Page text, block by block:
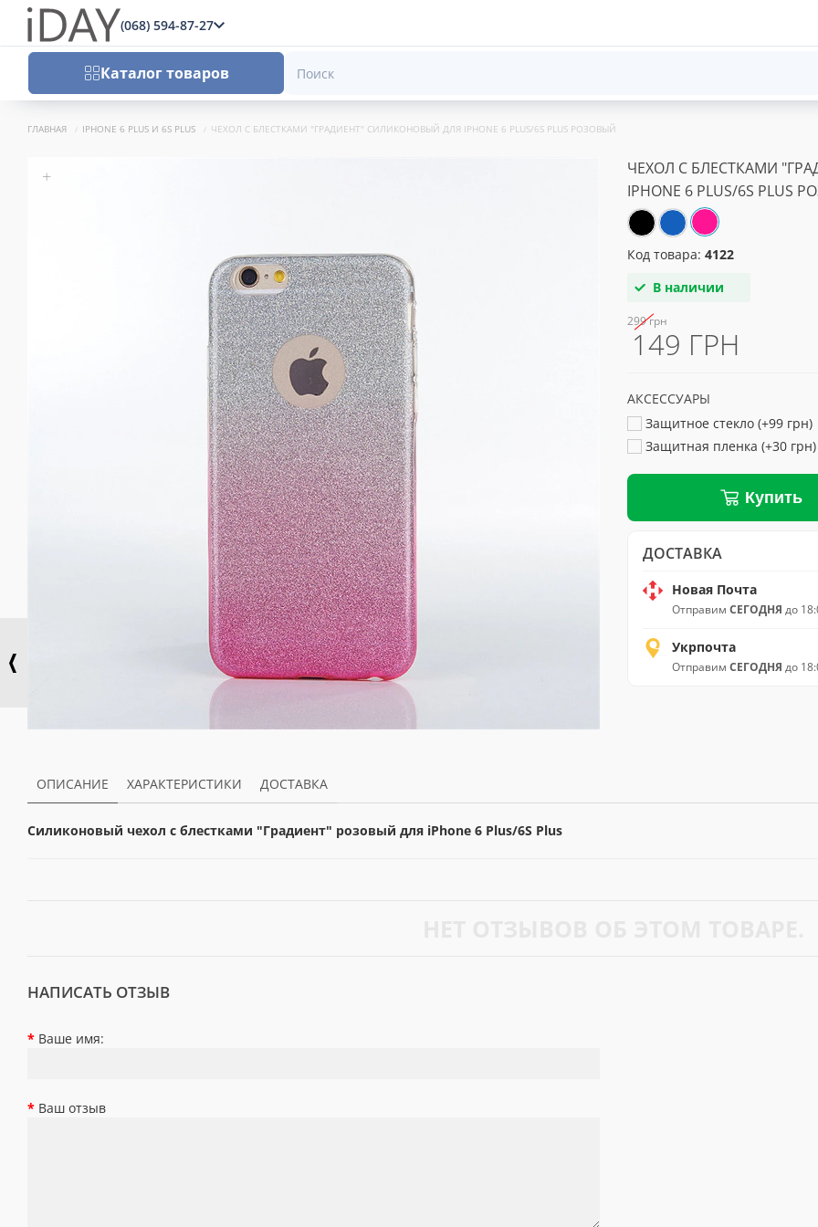
(068) 594-87-27
Каталог товаров
ГЛАВНАЯ IPHONE 6 PLUS И 6S PLUS ЧЕХОЛ С БЛЕСТКАМИ "ГРАДИЕНТ" СИЛИКОНОВЫЙ ДЛЯ IPHONE 6 PLUS/6S PLUS РОЗОВЫЙ
+
ЧЕХОЛ С БЛЕСТКАМИ
IPHONE 6 PLUS/6S PLUS
Код товара: 4122
В наличии
299 грн
149 ГРН
АКСЕССУАРЫ
Защитное стекло (+99 грн)
Защитная пленка (+30 грн)
Купить
ДОСТАВКА
Новая Почта
Отправим СЕГОДНЯ до
Укрпочта
Отправим СЕГОДНЯ до
ОПИСАНИЕ ХАРАКТЕРИСТИКИ ДОСТАВКА
Силиконовый чехол с блестками "Градиент" розовый для iPhone 6 Plus/6S Plus
НАПИСАТЬ ОТЗЫВ
Ваше имя:
Ваш отзыв